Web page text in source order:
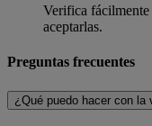
Verifica fácilmente
aceptarlas.
Preguntas frecuentes
¿Qué puedo hacer con la